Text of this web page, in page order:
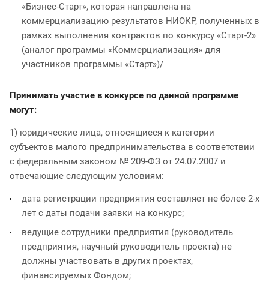
«Бизнес-Старт», которая направлена на
коммерциализацию результатов НИОКР, полученных в
рамках выполнения контрактов по конкурсу «Старт-2»
(аналог программы «Коммерциализация» для
участников программы «Старт»)/
Принимать участие в конкурсе по данной программе
могут:
1) юридические лица, относящиеся к категории
субъектов малого предпринимательства в соответствии
с федеральным законом № 209-ФЗ от 24.07.2007 и
отвечающие следующим условиям:
дата регистрации предприятия составляет не более 2-х
лет с даты подачи заявки на конкурс;
ведущие сотрудники предприятия (руководитель
предприятия, научный руководитель проекта) не
должны участвовать в других проектах,
финансируемых Фондом;